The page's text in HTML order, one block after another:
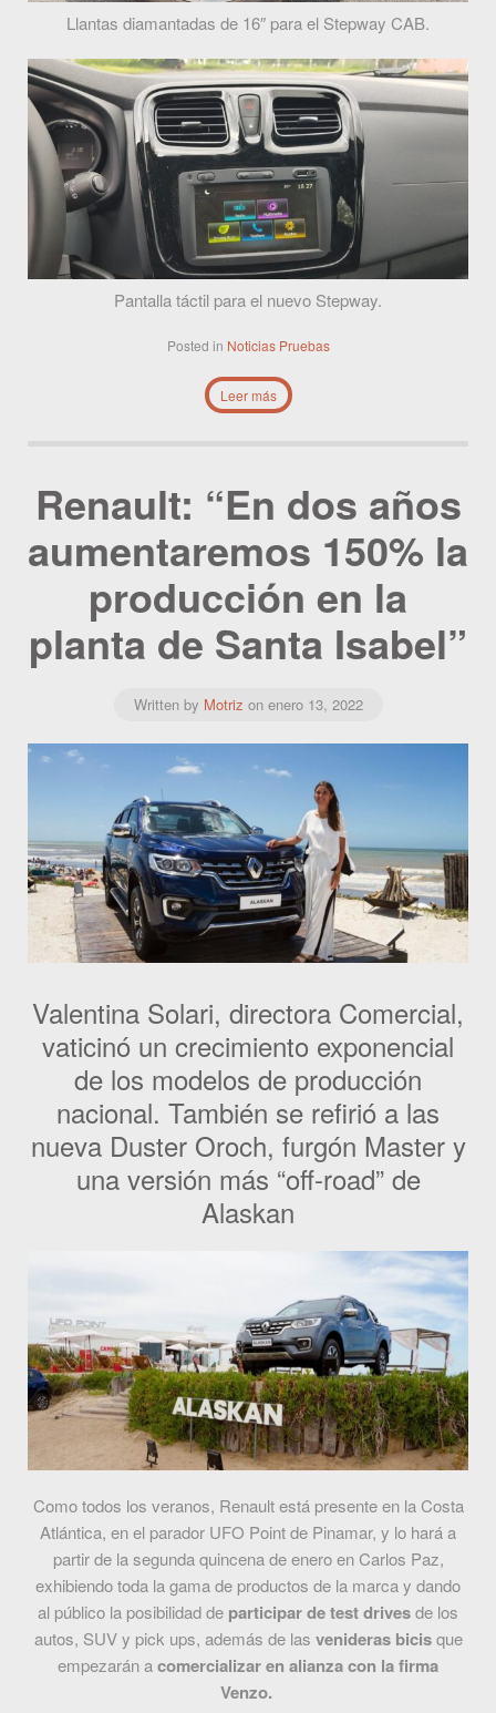
Llantas diamantadas de 16″ para el Stepway CAB.
Pantalla táctil para el nuevo Stepway.
Posted in Noticias Pruebas
Leer más
Renault: “En dos años
aumentaremos 150% la
producción en la
planta de Santa Isabel”
Written by Motriz on enero 13, 2022
Valentina Solari, directora Comercial,
vaticinó un crecimiento exponencial
de los modelos de producción
nacional. También se refirió a las
nueva Duster Oroch, furgón Master y
una versión más “off-road” de
Alaskan
Como todos los veranos, Renault está presente en la Costa
Atlántica, en el parador UFO Point de Pinamar, y lo hará a
partir de la segunda quincena de enero en Carlos Paz,
exhibiendo toda la gama de productos de la marca y dando
al público la posibilidad de participar de test drivesde los
autos, SUV y pick ups, además de las venideras bicisque
empezarán acomercializar en alianza con la firma
Venzo.